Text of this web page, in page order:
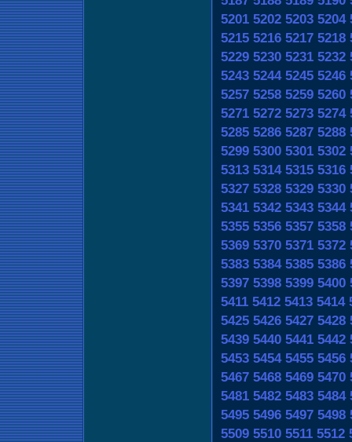
5201 5202 5203 5204
5215 5216 5217 5218
5229 5230 5231 5232
5243 5244 5245 5246
5257 5258 5259 5260
5271 5272 5273 5274
5285 5286 5287 5288
5299 5300 5301 5302
5313 5314 5315 5316
5327 5328 5329 5330
5341 5342 5343 5344
5355 5356 5357 5358
5369 5370 5371 5372
5383 5384 5385 5386
5397 5398 5399 5400
5411 5412 5413 5414
5425 5426 5427 5428
5439 5440 5441 5442
5453 5454 5455 5456
5467 5468 5469 5470
5481 5482 5483 5484
5495 5496 5497 5498
5509 5510 5511 5512